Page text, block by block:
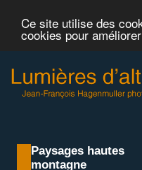
Ce site utilise des
cookies pour
Paysages hautes
montagne